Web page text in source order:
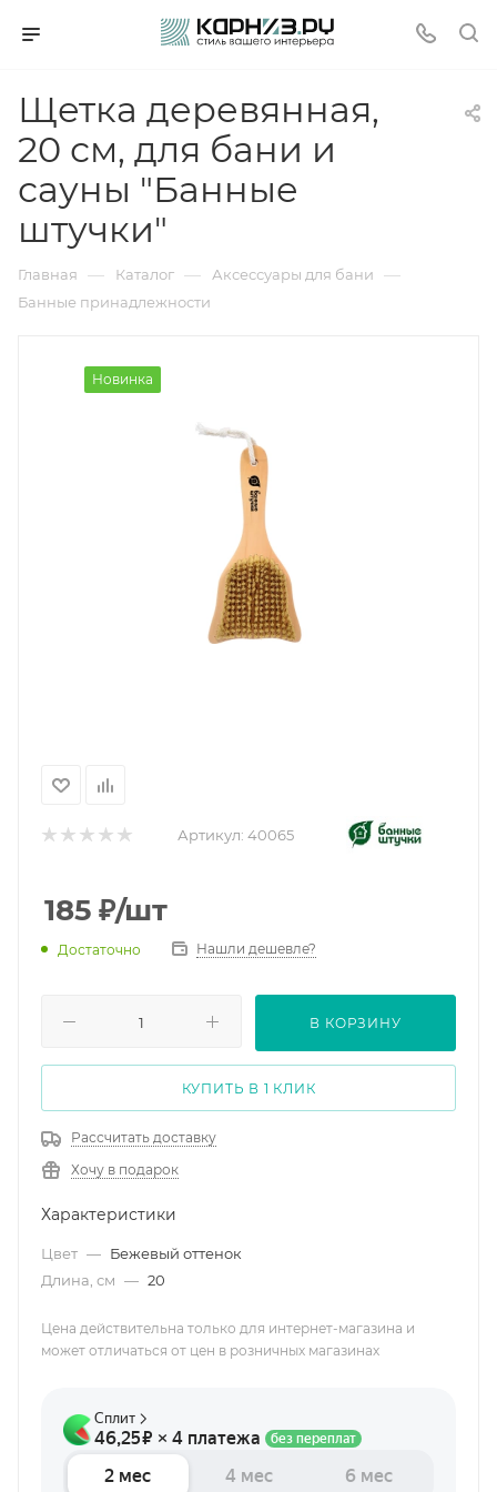
Щетка деревянная,
20 см, для бани и
сауны "Банные
штучки"
Главная — Каталог — Аксессуары для бани —
Банные принадлежности
Новинка
Артикул: 40065
185 ₽/шт
Достаточно Нашли дешевле?
В КОРЗИНУ
КУПИТЬ В 1 КЛИК
Рассчитать доставку
Хочу в подарок
Характеристики
Цвет — Бежевый оттенок
Длина, см — 20
Цена действительна только для интернет-магазина и
может отличаться от цен в розничных магазинах